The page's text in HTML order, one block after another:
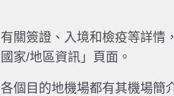
有關簽證、入境和檢疫等詳情
國家/地區資訊」頁面。
各個目的地機場都有其機場簡